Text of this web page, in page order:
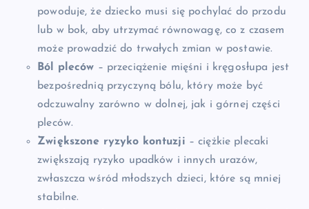
powoduje, że dziecko musi się pochylać do przodu
lub w bok, aby utrzymać równowagę, co z czasem
może prowadzić do trwałych zmian w postawie.
Ból pleców – przeciążenie mięśni i kręgosłupa jest
bezpośrednią przyczyną bólu, który może być
odczuwalny zarówno w dolnej, jak i górnej części
pleców.
Zwiększone ryzyko kontuzji – ciężkie plecaki
zwiększają ryzyko upadków i innych urazów,
zwłaszcza wśród młodszych dzieci, które są mniej
stabilne.